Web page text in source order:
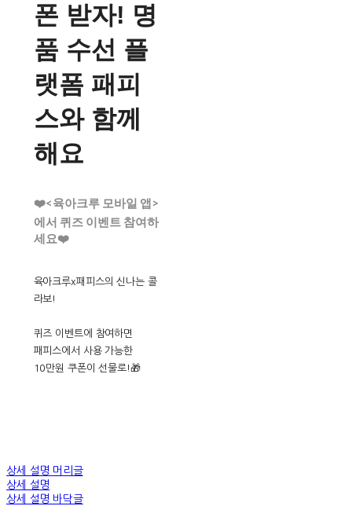
폰 받자! 명
품 수선 플
랫폼 패피
스와 함께
해요
❤️<육아크루 모바일 앱>
에서 퀴즈 이벤트 참여하
세요❤️
육아크루x패피스의 신나는 콜
라보!
퀴즈 이벤트에 참여하면
패피스에서 사용 가능한
10만원 쿠폰이 선물로!🎁
상세 설명 머리글
상세 설명
상세 설명 바닥글